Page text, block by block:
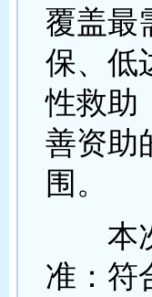
覆盖最
保、低
性救助
善资助
围。
本次
准：符